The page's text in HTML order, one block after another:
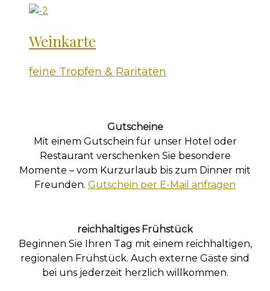
Weinkarte
feine Tropfen & Raritäten
Gutscheine
Mit einem Gutschein für unser Hotel oder
Restaurant verschenken Sie besondere
Momente – vom Kurzurlaub bis zum Dinner mit
Freunden. Gutschein per E-Mail anfragen
reichhaltiges Frühstück
Beginnen Sie Ihren Tag mit einem reichhaltigen,
regionalen Frühstück. Auch externe Gäste sind
bei uns jederzeit herzlich willkommen.